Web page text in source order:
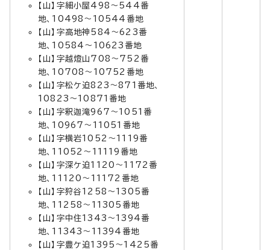
【山】字細小屋498～544番
地、10498～10544番地
【山】字高地神584～623番
地、10584～10623番地
【山】字越燈山708～752番
地、10708～10752番地
【山】字松ケ迫823～871番地、
10823～10871番地
【山】字釈迦滝967～1051番
地、10967～11051番地
【山】字横岩1052～1119番
地、11052～11119番地
【山】字深ケ迫1120～1172番
地、11120～11172番地
【山】字狩谷1258～1305番
地、11258～11305番地
【山】字中住1343～1394番
地、11343～11394番地
【山】字豊ケ迫1395～1425番